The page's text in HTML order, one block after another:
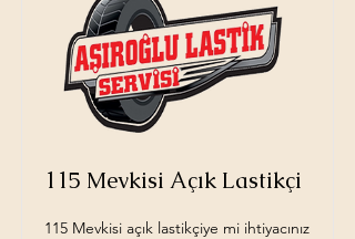
115 Mevkisi Açık Lastikçi
115 Mevkisi açık lastikçiye mi ihtiyacınız